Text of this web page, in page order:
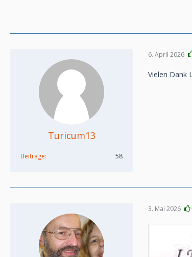
Turicum13
Beiträge 58
6. April 2026
Vielen Dank
3. Mai 2026